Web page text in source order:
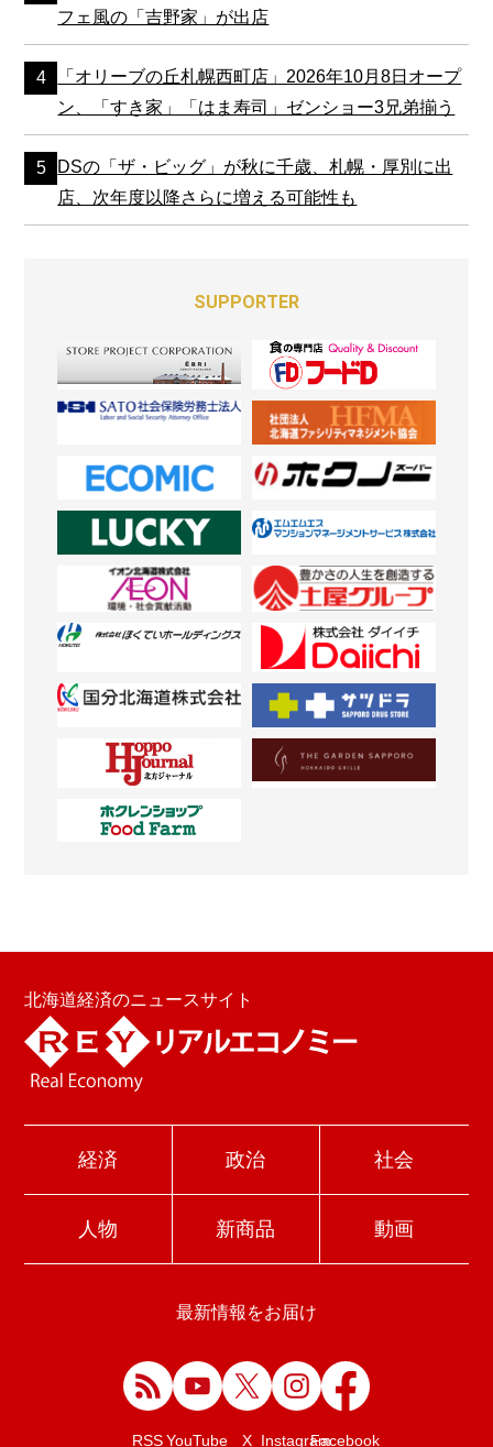
フェ風の「吉野家」が出店
「オリーブの丘札幌西町店」2026年10月8日オープ
ン、「すき家」「はま寿司」ゼンショー3兄弟揃う
DSの「ザ・ビッグ」が秋に千歳、札幌・厚別に出
店、次年度以降さらに増える可能性も
SUPPORTER
北海道経済のニュースサイト
経済 政治 社会
人物 新商品 動画
最新情報をお届け
RSSYouTube X InstagramFacebook